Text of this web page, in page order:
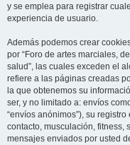
y se emplea para registrar
experiencia de usuario.
Además podemos crear
por “Foro de artes marciales,
salud”, las cuales exceden el
refiere a las páginas creadas
la que obtenemos su
ser, y no limitado a: envíos
“envíos anónimos”), su
contacto, musculación, fitness,
mensajes enviados por usted